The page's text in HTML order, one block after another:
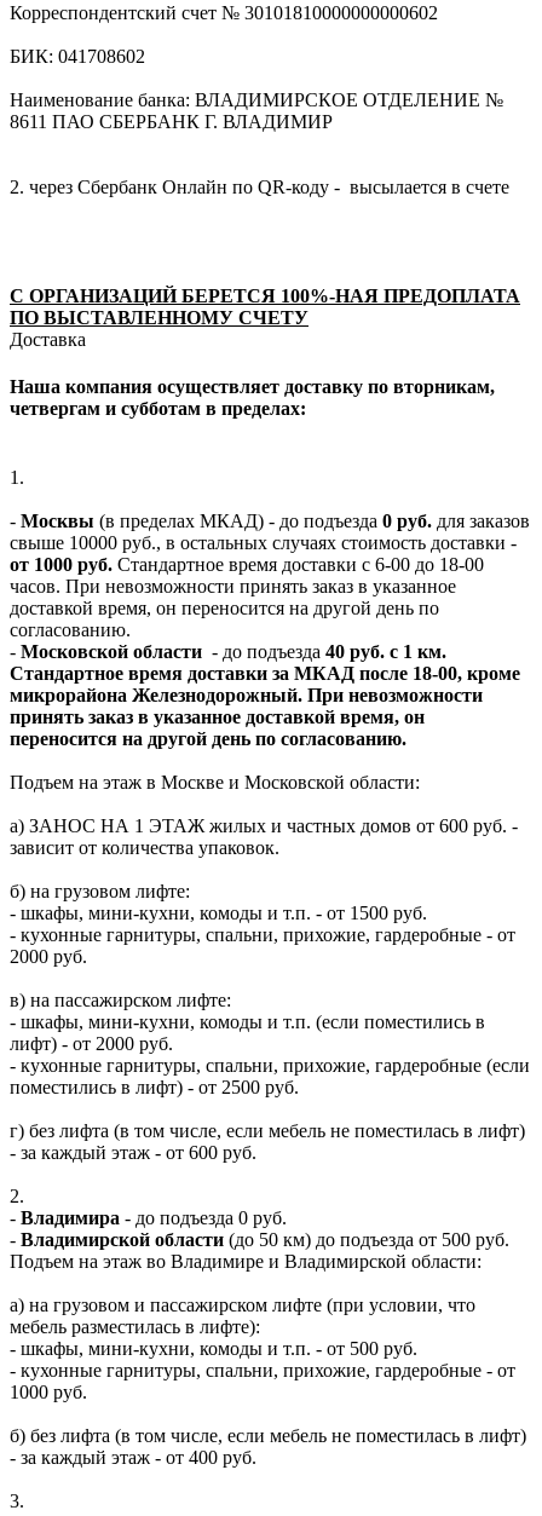
Корреспондентский счет № 30101810000000000602
БИК: 041708602
Наименование банка: ВЛАДИМИРСКОЕ ОТДЕЛЕНИЕ №
8611 ПАО СБЕРБАНК Г. ВЛАДИМИР
2. через Сбербанк Онлайн по QR-коду - высылается в счете
С ОРГАНИЗАЦИЙ БЕРЕТСЯ 100%-НАЯ ПРЕДОПЛАТА
ПО ВЫСТАВЛЕННОМУ СЧЕТУ
Доставка
Наша компания осуществляет доставку по вторникам,
четвергам и субботам в пределах:
1.
- Москвы (в пределах МКАД) - до подъезда 0 руб. для заказов
свыше 10000 руб., в остальных случаях стоимость доставки -
от 1000 руб. Стандартное время доставки с 6-00 до 18-00
часов. При невозможности принять заказ в указанное
доставкой время, он переносится на другой день по
согласованию.
- Московской области - до подъезда 40 руб. с 1 км.
Стандартное время доставки за МКАД после 18-00, кроме
микрорайона Железнодорожный. При невозможности
принять заказ в указанное доставкой время, он
переносится на другой день по согласованию.
Подъем на этаж в Москве и Московской области:
а) ЗАНОС НА 1 ЭТАЖ жилых и частных домов от 600 руб. -
зависит от количества упаковок.
б) на грузовом лифте:
- шкафы, мини-кухни, комоды и т.п. - от 1500 руб.
- кухонные гарнитуры, спальни, прихожие, гардеробные - от
2000 руб.
в) на пассажирском лифте:
- шкафы, мини-кухни, комоды и т.п. (если поместились в
лифт) - от 2000 руб.
- кухонные гарнитуры, спальни, прихожие, гардеробные (если
поместились в лифт) - от 2500 руб.
г) без лифта (в том числе, если мебель не поместилась в лифт)
- за каждый этаж - от 600 руб.
2.
- Владимира - до подъезда 0 руб.
- Владимирской области (до 50 км) до подъезда от 500 руб.
Подъем на этаж во Владимире и Владимирской области:
а) на грузовом и пассажирском лифте (при условии, что
мебель разместилась в лифте):
- шкафы, мини-кухни, комоды и т.п. - от 500 руб.
- кухонные гарнитуры, спальни, прихожие, гардеробные - от
1000 руб.
б) без лифта (в том числе, если мебель не поместилась в лифт)
- за каждый этаж - от 400 руб.
3.